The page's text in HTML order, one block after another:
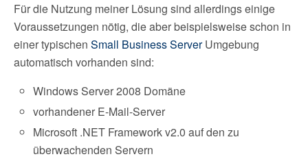
Für die Nutzung meiner Lösung sind allerdings einige
Voraussetzungen nötig, die aber beispielsweise schon in
einer typischen Small Business ServerUmgebung
automatisch vorhanden sind:
Windows Server 2008 Domäne
vorhandener E-Mail-Server
Microsoft .NET Framework v2.0 auf den zu
überwachenden Servern